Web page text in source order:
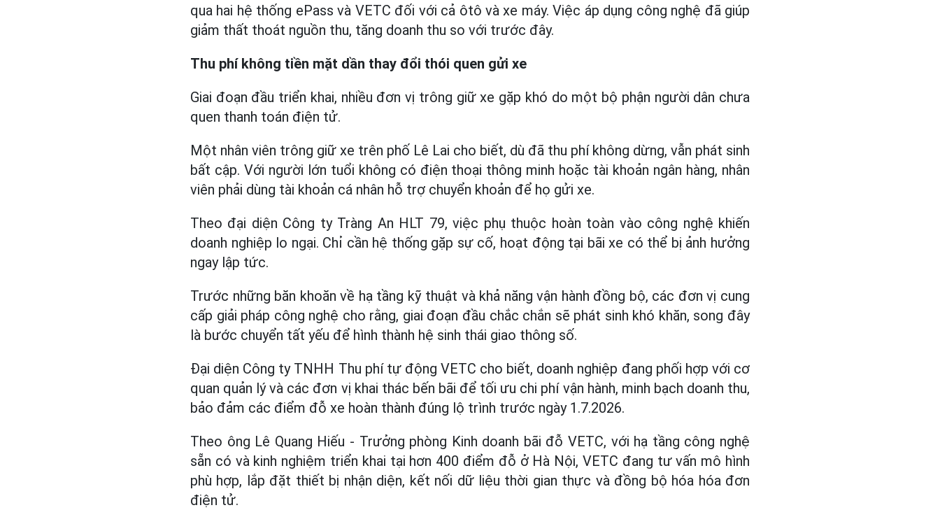
qua hai hệ thống ePass và VETC đối với cả ôtô và xe máy. Việc áp dụng công nghệ đã giúp
giảm thất thoát nguồn thu, tăng doanh thu so với trước đây.
Thu phí không tiền mặt dần thay đổi thói quen gửi xe
Giai đoạn đầu triển khai, nhiều đơn vị trông giữ xe gặp khó do một bộ phận người dân chưa
quen thanh toán điện tử.
Một nhân viên trông giữ xe trên phố Lê Lai cho biết, dù đã thu phí không dừng, vẫn phát sinh
bất cập. Với người lớn tuổi không có điện thoại thông minh hoặc tài khoản ngân hàng, nhân
viên phải dùng tài khoản cá nhân hỗ trợ chuyển khoản để họ gửi xe.
Theo đại diện Công ty Tràng An HLT 79, việc phụ thuộc hoàn toàn vào công nghệ khiến
doanh nghiệp lo ngại. Chỉ cần hệ thống gặp sự cố, hoạt động tại bãi xe có thể bị ảnh hưởng
ngay lập tức.
Trước những băn khoăn về hạ tầng kỹ thuật và khả năng vận hành đồng bộ, các đơn vị cung
cấp giải pháp công nghệ cho rằng, giai đoạn đầu chắc chắn sẽ phát sinh khó khăn, song đây
là bước chuyển tất yếu để hình thành hệ sinh thái giao thông số.
Đại diện Công ty TNHH Thu phí tự động VETC cho biết, doanh nghiệp đang phối hợp với cơ
quan quản lý và các đơn vị khai thác bến bãi để tối ưu chi phí vận hành, minh bạch doanh thu,
bảo đảm các điểm đỗ xe hoàn thành đúng lộ trình trước ngày 1.7.2026.
Theo ông Lê Quang Hiếu - Trưởng phòng Kinh doanh bãi đỗ VETC, với hạ tầng công nghệ
sẵn có và kinh nghiệm triển khai tại hơn 400 điểm đỗ ở Hà Nội, VETC đang tư vấn mô hình
phù hợp, lắp đặt thiết bị nhận diện, kết nối dữ liệu thời gian thực và đồng bộ hóa hóa đơn
điện tử.